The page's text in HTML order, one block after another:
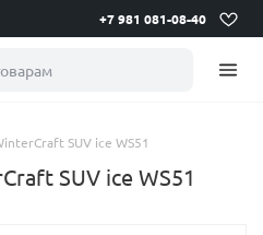
+7 981 081-08-40
SUV ice WS51
SUV ice WS51